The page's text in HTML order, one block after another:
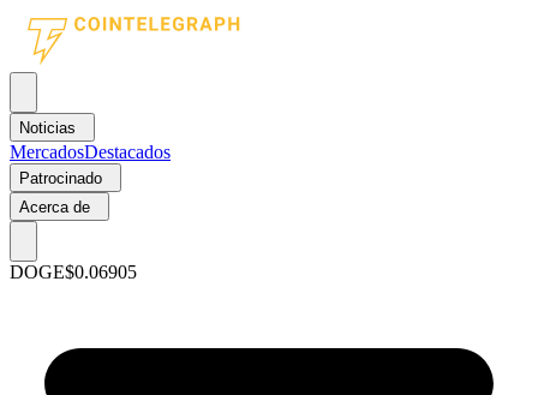
Noticias
MercadosDestacados
Patrocinado
Acerca de
DOGE$0.06905